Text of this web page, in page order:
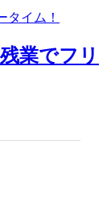
業でフリ